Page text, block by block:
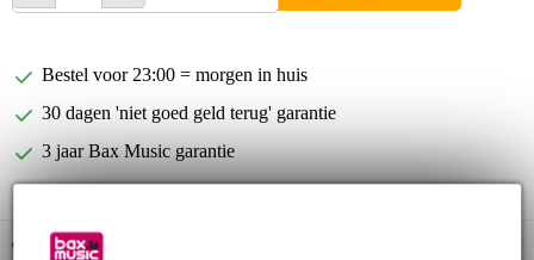
Bestel voor 23:00 = morgen in huis
30 dagen 'niet goed geld terug' garantie
3 jaar Bax Music garantie
Gratis ophalen in de winkel